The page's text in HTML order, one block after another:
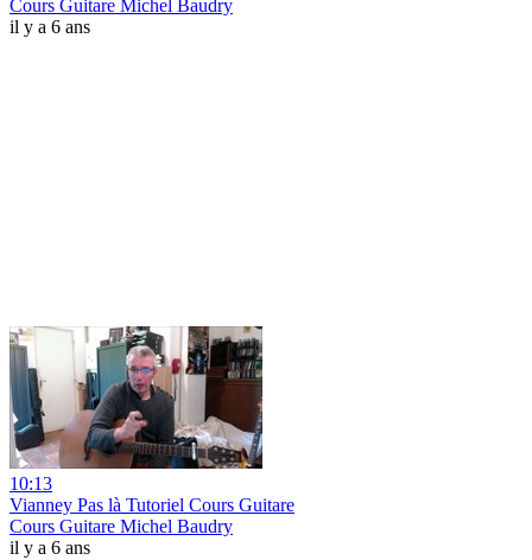
Cours Guitare Michel Baudry
il y a 6 ans
10:13
Vianney Pas là Tutoriel Cours Guitare
Cours Guitare Michel Baudry
il y a 6 ans